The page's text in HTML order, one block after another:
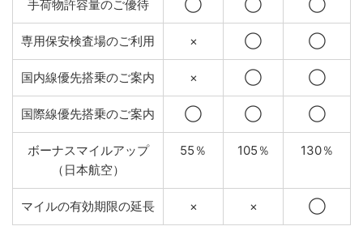
手荷物許容量のご優待 ◯ ◯ ◯
専用保安検査場のご利用 × ◯ ◯
国内線優先搭乗のご案内 × ◯ ◯
国際線優先搭乗のご案内 ◯ ◯ ◯
ボーナスマイルアップ
（日本航空）
55％ 105％ 130％
マイルの有効期限の延長 × × ◯